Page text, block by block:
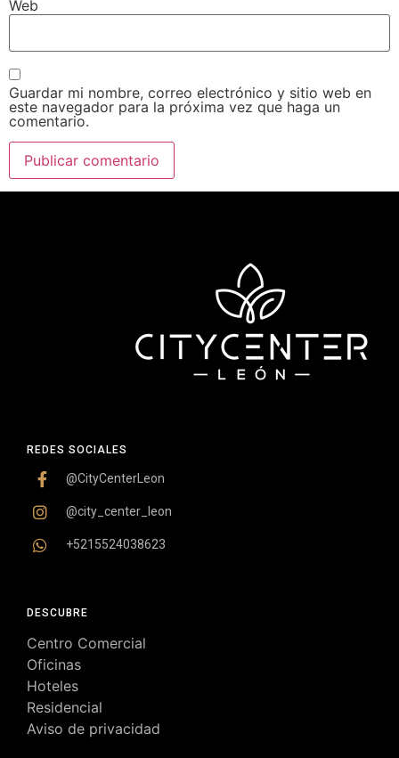
Web
Guardar mi nombre, correo electrónico y sitio web en
este navegador para la próxima vez que haga un
comentario.
DESCUBRE
Centro Comercial
Oficinas
Hoteles
Residencial
Aviso de privacidad
REDES SOCIALES
@CityCenterLeon
@city_center_leon
+5215524038623